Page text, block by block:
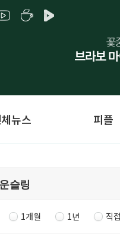
뉴스 피플
1개월 1년 직